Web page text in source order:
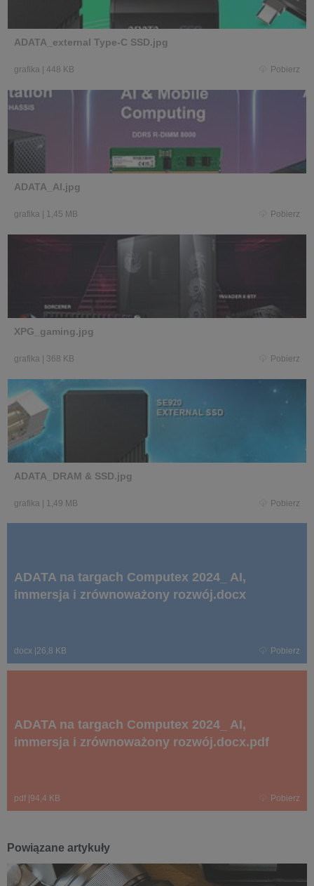
ADATA_external Type-C SSD.jpg
grafika 448 KB Pobierz
ADATA_AI.jpg
grafika 1,45 MB Pobierz
XPG_gaming.jpg
grafika 368 KB Pobierz
ADATA_DRAM & SSD.jpg
grafika 1,49 MB Pobierz
ADATA na targach Computex 2024_ AI,
immersja i zrównoważony rozwój.docx
docx 26,8 KB Pobierz
ADATA na targach Computex 2024_ AI,
immersja i zrównoważony rozwój.docx.pdf
pdf 94,4 KB Pobierz
Powiązane artykuły